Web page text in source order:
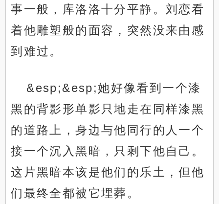
事一般，库洛洛十分平静。刘恋看
着他雕塑般的面容，突然没来由感
到难过。
&esp;&esp;她好像看到一个漆
黑的背影形单影只地走在同样漆黑
的道路上，身边与他同行的人一个
接一个沉入黑暗，只剩下他自己。
这片黑暗本该是他们的乐土，但他
们最终全都被它埋葬。